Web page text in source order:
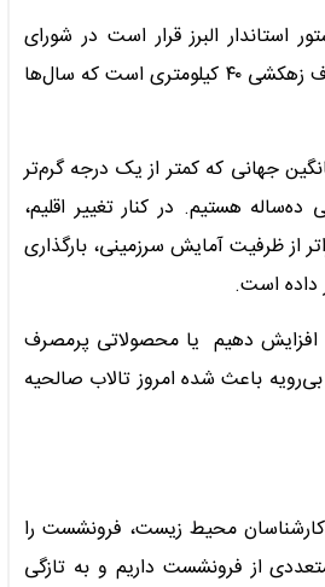
البرز قرار است در شورای
برنامه‌ریزی استان، برنامه عملیاتی احیای تالاب صالحیه مطرح شود. از جمله اقدامات ضروری حذف زهکشی ۴۰ کیلومتری است که سال‌ها
جهانی که کمتر از یک درجه گرم‌تر
هستیم. در کنار تغییر اقلیم،
از ظرفیت آمایش سرزمینی، بارگذاری
داده است.
افزایش دهیم یا محصولاتی پرمصرف
باعث شده امروز تالاب صالحیه
محیط زیست، فرونشست را
از فرونشست داریم و به تازگی